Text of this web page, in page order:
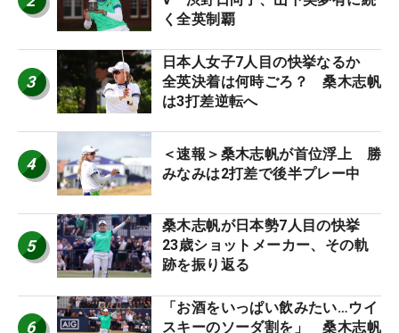
く全英制覇
3
日本人女子7人目の快挙なるか
全英決着は何時ごろ？ 桑木志帆
は3打差逆転へ
4
＜速報＞桑木志帆が首位浮上 勝
みなみは2打差で後半プレー中
5
桑木志帆が日本勢7人目の快挙
23歳ショットメーカー、その軌
跡を振り返る
6
「お酒をいっぱい飲みたい…ウイ
スキーのソーダ割を」 桑木志帆